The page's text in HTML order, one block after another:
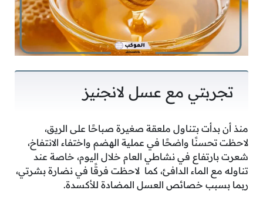
تجربتي مع عسل لانجنيز
منذ أن بدأت بتناول ملعقة صغيرة صباحًا على الريق،
لاحظت تحسنًا واضحًا في عملية الهضم واختفاء الانتفاخ،
شعرت بارتفاع في نشاطي العام خلال اليوم، خاصة عند
تناوله مع الماء الدافئ، كما لاحظت فرقًا في نضارة بشرتي،
ربما بسبب خصائص العسل المضادة للأكسدة.